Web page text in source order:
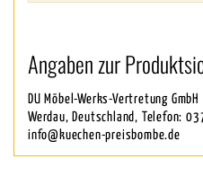
Angaben zur
DU Möbel-Werks-Vertretung
Werdau, Deutschland, Telefon:
info@kuechen-preisbombe.de